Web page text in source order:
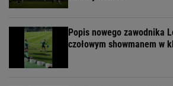
Popis nowego zawodnika
czołowym showmanem w